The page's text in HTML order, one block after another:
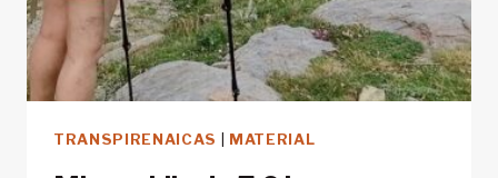
TRANSPIRENAICAS MATERIAL